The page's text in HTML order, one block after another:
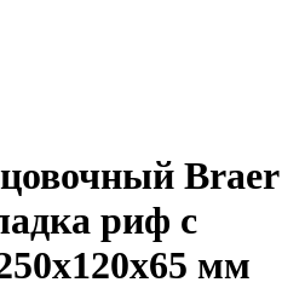
Braer
риф с
мм